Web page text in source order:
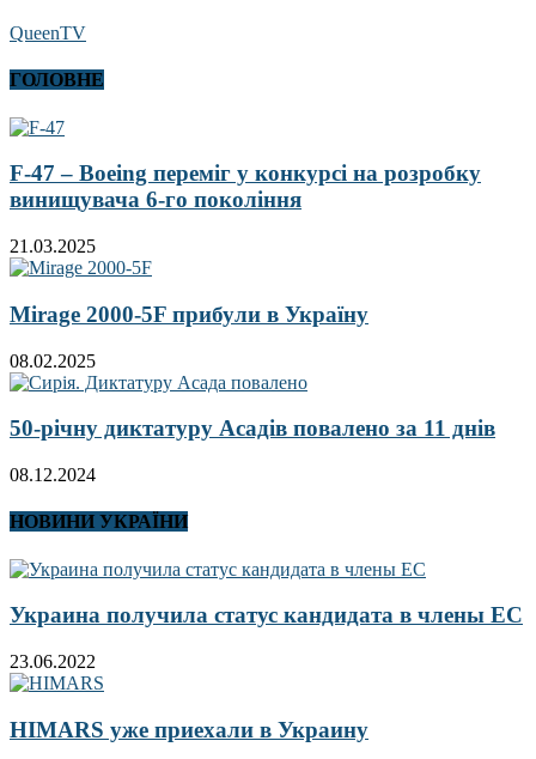
QueenTV
ГОЛОВНЕ
F-47 – Boeing переміг у конкурсі на розробку
винищувача 6-го покоління
21.03.2025
Mirage 2000-5F прибули в Україну
08.02.2025
50-річну диктатуру Асадів повалено за 11 днів
08.12.2024
НОВИНИ УКРАЇНИ
Украина получила статус кандидата в члены ЕС
23.06.2022
HIMARS уже приехали в Украину